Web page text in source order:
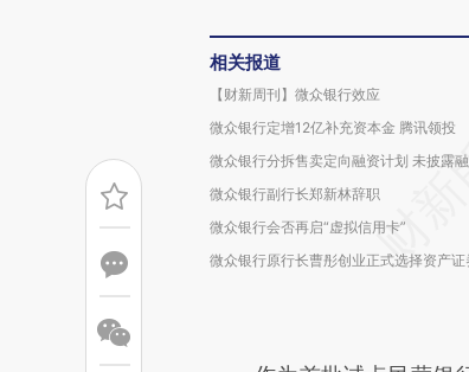
相关报道
【财新周刊】微众银行效应
微众银行定增12亿补充资本金 腾讯领投
微众银行分拆售卖定向融资计划 未披露
微众银行副行长郑新林辞职
微众银行会否再启“虚拟信用卡”
微众银行原行长曹彤创业正式选择资产证